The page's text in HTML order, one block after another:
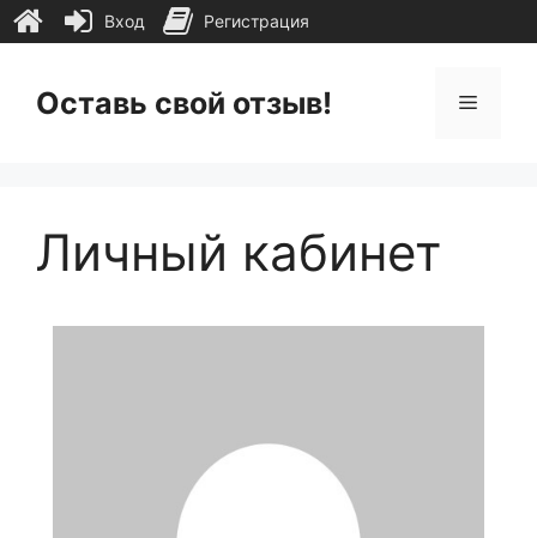
содержимому
Оставь свой отзыв! Меню
Личный кабинет
Вход Регистрация